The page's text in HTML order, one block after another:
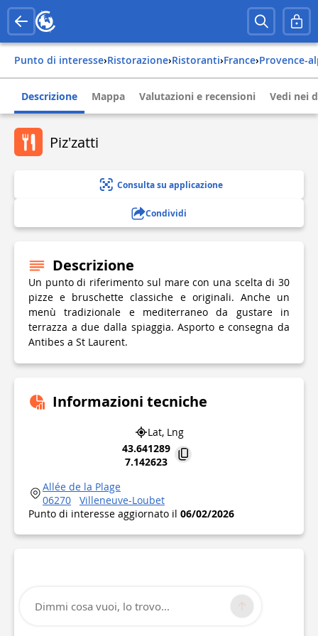
Punto di interesse› Ristorazione› Ristoranti› france› provence-
Descrizione Mappa Valutazioni e recensioni Vedi nei
Piz'zatti
Consulta su applicazione
Condividi
Descrizione
Un punto di riferimento sul mare con una scelta di 30
pizze e bruschette classiche e originali. Anche un
menù tradizionale e mediterraneo da gustare in
terrazza a due dalla spiaggia. Asporto e consegna da
Antibes a St Laurent.
Informazioni tecniche
Lat, Lng
43.641289
7.142623
Allée de la Plage
06270
Villeneuve-Loubet
Punto di interesse aggiornato il 06/02/2026
Dimmi cosa vuoi, lo trovo...